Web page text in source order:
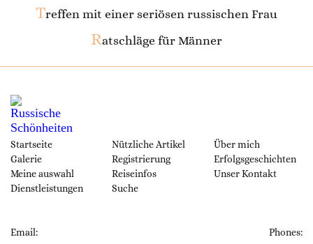
Treffen mit einer seriösen russischen Frau
Ratschläge für Männer
Startseite
Galerie
Meine auswahl
Dienstleistungen
Nützliche Artikel
Registrierung
Reiseinfos
Suche
Über mich
Erfolgsgeschichten
Unser Kontakt
Email: Phones: